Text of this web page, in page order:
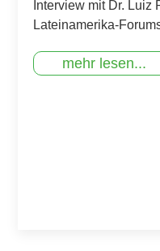
Interview mit Dr. Luiz
Lateinamerika-
mehr lesen...